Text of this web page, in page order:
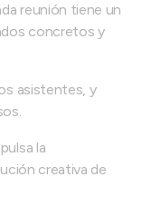
reunión tiene un
concretos y
asistentes, y
la
creativa de